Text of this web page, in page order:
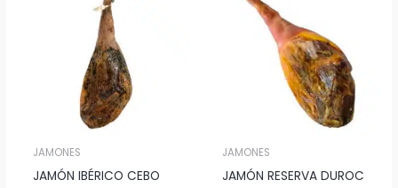
JAMONES
JAMÓN IBÉRICO CEBO
JAMONES
JAMÓN RESERVA DUROC
hasta
85,80€